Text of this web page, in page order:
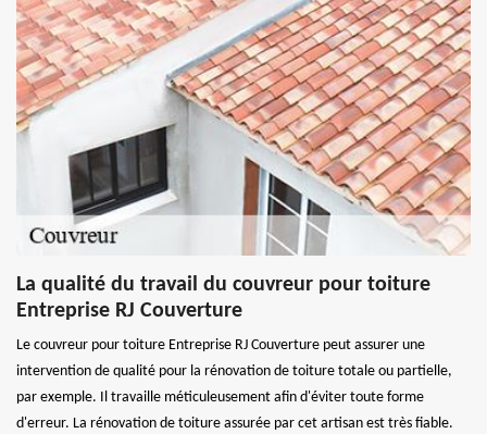
La qualité du travail du couvreur pour toiture
Entreprise RJ Couverture
Le couvreur pour toiture Entreprise RJ Couverture peut assurer une
intervention de qualité pour la rénovation de toiture totale ou partielle,
par exemple. Il travaille méticuleusement afin d'éviter toute forme
d'erreur. La rénovation de toiture assurée par cet artisan est très fiable.